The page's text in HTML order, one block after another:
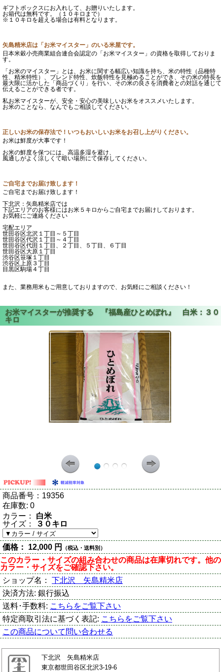
ギフトボックスにお入れして、お贈りいたします。
お箱代は無料です。（１０キロまで）
※１０キロを超える場合は有料となります。
矢島精米店は「お米マイスター」のいる米屋です。
日本米穀小売商業組合連合会認定の「お米マイスター」の資格を取得しておりま
す。
「お米のマイスター」とは、お米に関する幅広い知識を持ち、米の特性（品種特
性、精米特性）、ブレンド特性、炊飯特性を見極めることができ、その米の特長を
最大限に活かした「商品づくり」を行い、その米の良さを消費者との対話を通じて
伝えることができる者です。
私お米マイスターが、安全・安心の美味しいお米をオススメいたします。
お米のことなら、なんでもご相談してください。
正しいお米の保存法で！いつもおいしいお米をお召し上がりください。
お米は鮮度が大事です！
お米の鮮度を保つには、高温多湿を避け、
風通しがよく涼しくて暗い場所にて保存してください。
ご自宅までお届け致します！
ご自宅までお届け致します！
下北沢：矢島精米店では
下記エリアのお客様にはお米５キロからご自宅までお届けしております。
お気軽にご連絡ください
宅配エリア
世田谷区北沢１丁目～５丁目
世田谷区代沢１丁目～４丁目
世田谷区代田１丁目、２丁目、５丁目、６丁目
世田谷区大原１丁目
渋谷区笹塚１丁目
渋谷区上原３丁目
目黒区駒場４丁目
また、業務用米もご用意しておりますので、お気軽にご相談ください！
商品番号： 19356
在庫数: 0
カラー：
白米
サイズ：
３０キロ
価格： 12,000 円 （税込・送料別）
このカラー・サイズの組み合わせの商品は在庫切れです。他の
カラー・サイズをご確認下さい。
ショップ名： 下北沢 矢島精米店
決済方法: 銀行振込
送料･手数料: こちらをご覧下さい
特定商取引法に基づく表記: こちらをご覧下さい
この商品について問い合わせる
下北沢 矢島精米店
東京都世田谷区北沢3-19-6